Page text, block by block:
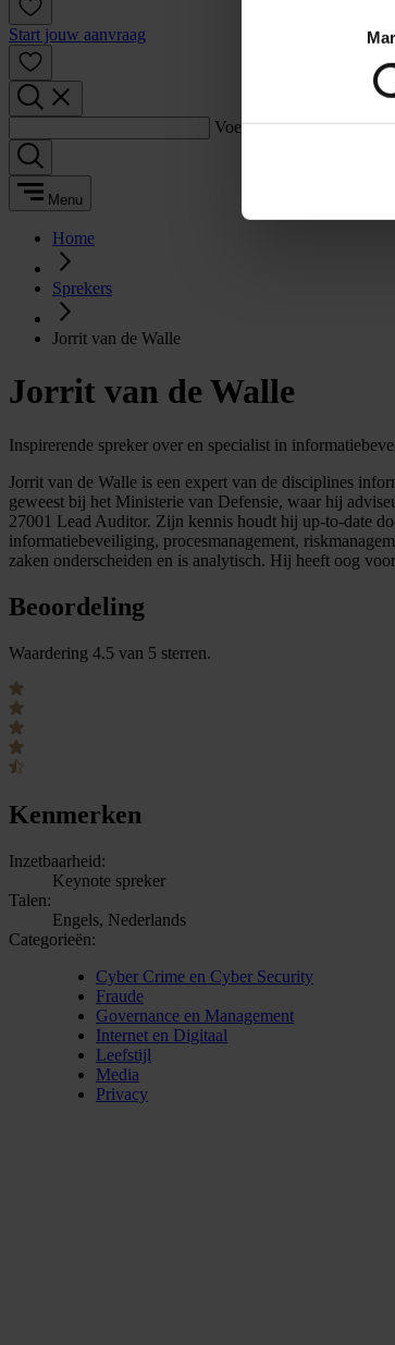
Start jouw aanvraag
Voer een zoekterm in:
Menu
Home
Sprekers
Jorrit van de Walle
Jorrit van de Walle
Inspirerende spreker over en specialist in
Jorrit van de Walle is een expert van de disciplines
geweest bij het Ministerie van Defensie, waar hij
27001 Lead Auditor. Zijn kennis houdt hij up-to-date
informatiebeveiliging, procesmanagement,
zaken onderscheiden en is analytisch. Hij heeft oog
Beoordeling
Waardering 4.5 van 5 sterren.
Kenmerken
Inzetbaarheid:
Keynote spreker
Talen:
Engels, Nederlands
Categorieën:
Cyber Crime en Cyber Security
Fraude
Governance en Management
Internet en Digitaal
Leefstijl
Media
Privacy